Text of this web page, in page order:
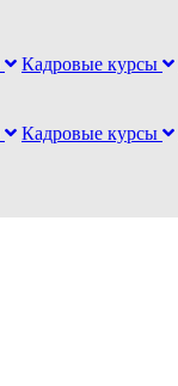
Кадровые курсы
Кадровые курсы